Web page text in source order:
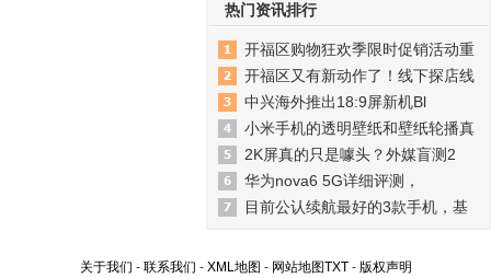
热门资讯排行
开福区购物狂欢季限时促销活动重
开福区又有新动作了！线下探店线
中兴海外推出18:9屏新机Bl
小米手机的透明壁纸和壁纸轮播真
2K屏真的只是噱头？外媒盲测2
华为nova6 5G详细评测，
目前公认续航最好的3款手机，基
关于我们 - 联系我们 - XML地图 - 网站地图TXT- 版权声明